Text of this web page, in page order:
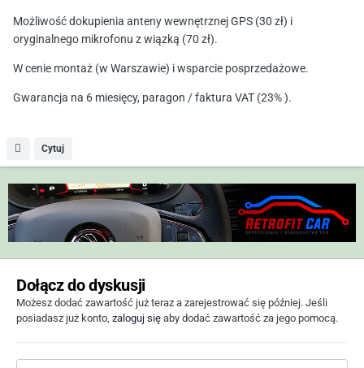
Możliwość dokupienia anteny wewnętrznej GPS (30 zł) i
oryginalnego mikrofonu z wiązką (70 zł).
W cenie montaż (w Warszawie) i wsparcie posprzedażowe.
Gwarancja na 6 miesięcy, paragon / faktura VAT (23% ).
Cytuj
Dołącz do dyskusji
Możesz dodać zawartość już teraz a zarejestrować się później. Jeśli
posiadasz już konto, zaloguj się aby dodać zawartość za jego pomocą.